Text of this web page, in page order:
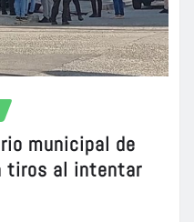
municipal de
tiros al intentar